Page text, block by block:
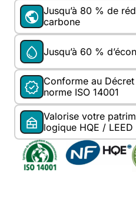
Jusqu’à 80 % de
carbone
Jusqu’à 60 %
Conforme au
norme ISO 14001
Valorise votre
logique HQE / LEED